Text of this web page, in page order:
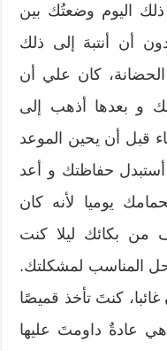
اليوم وضعتُك بين
أن أنتبهَ إلى ذلك
كان علي أن
و بعدها أذهب إلى
قبل أن يحين الموعد
حفاظتك و أعد
يوميا لأنه كان
بكائك ليلا كنت
المناسب لمشكلتك.
كنتَ تأخذ قميصًا
عادةٌ داومتَ عليها